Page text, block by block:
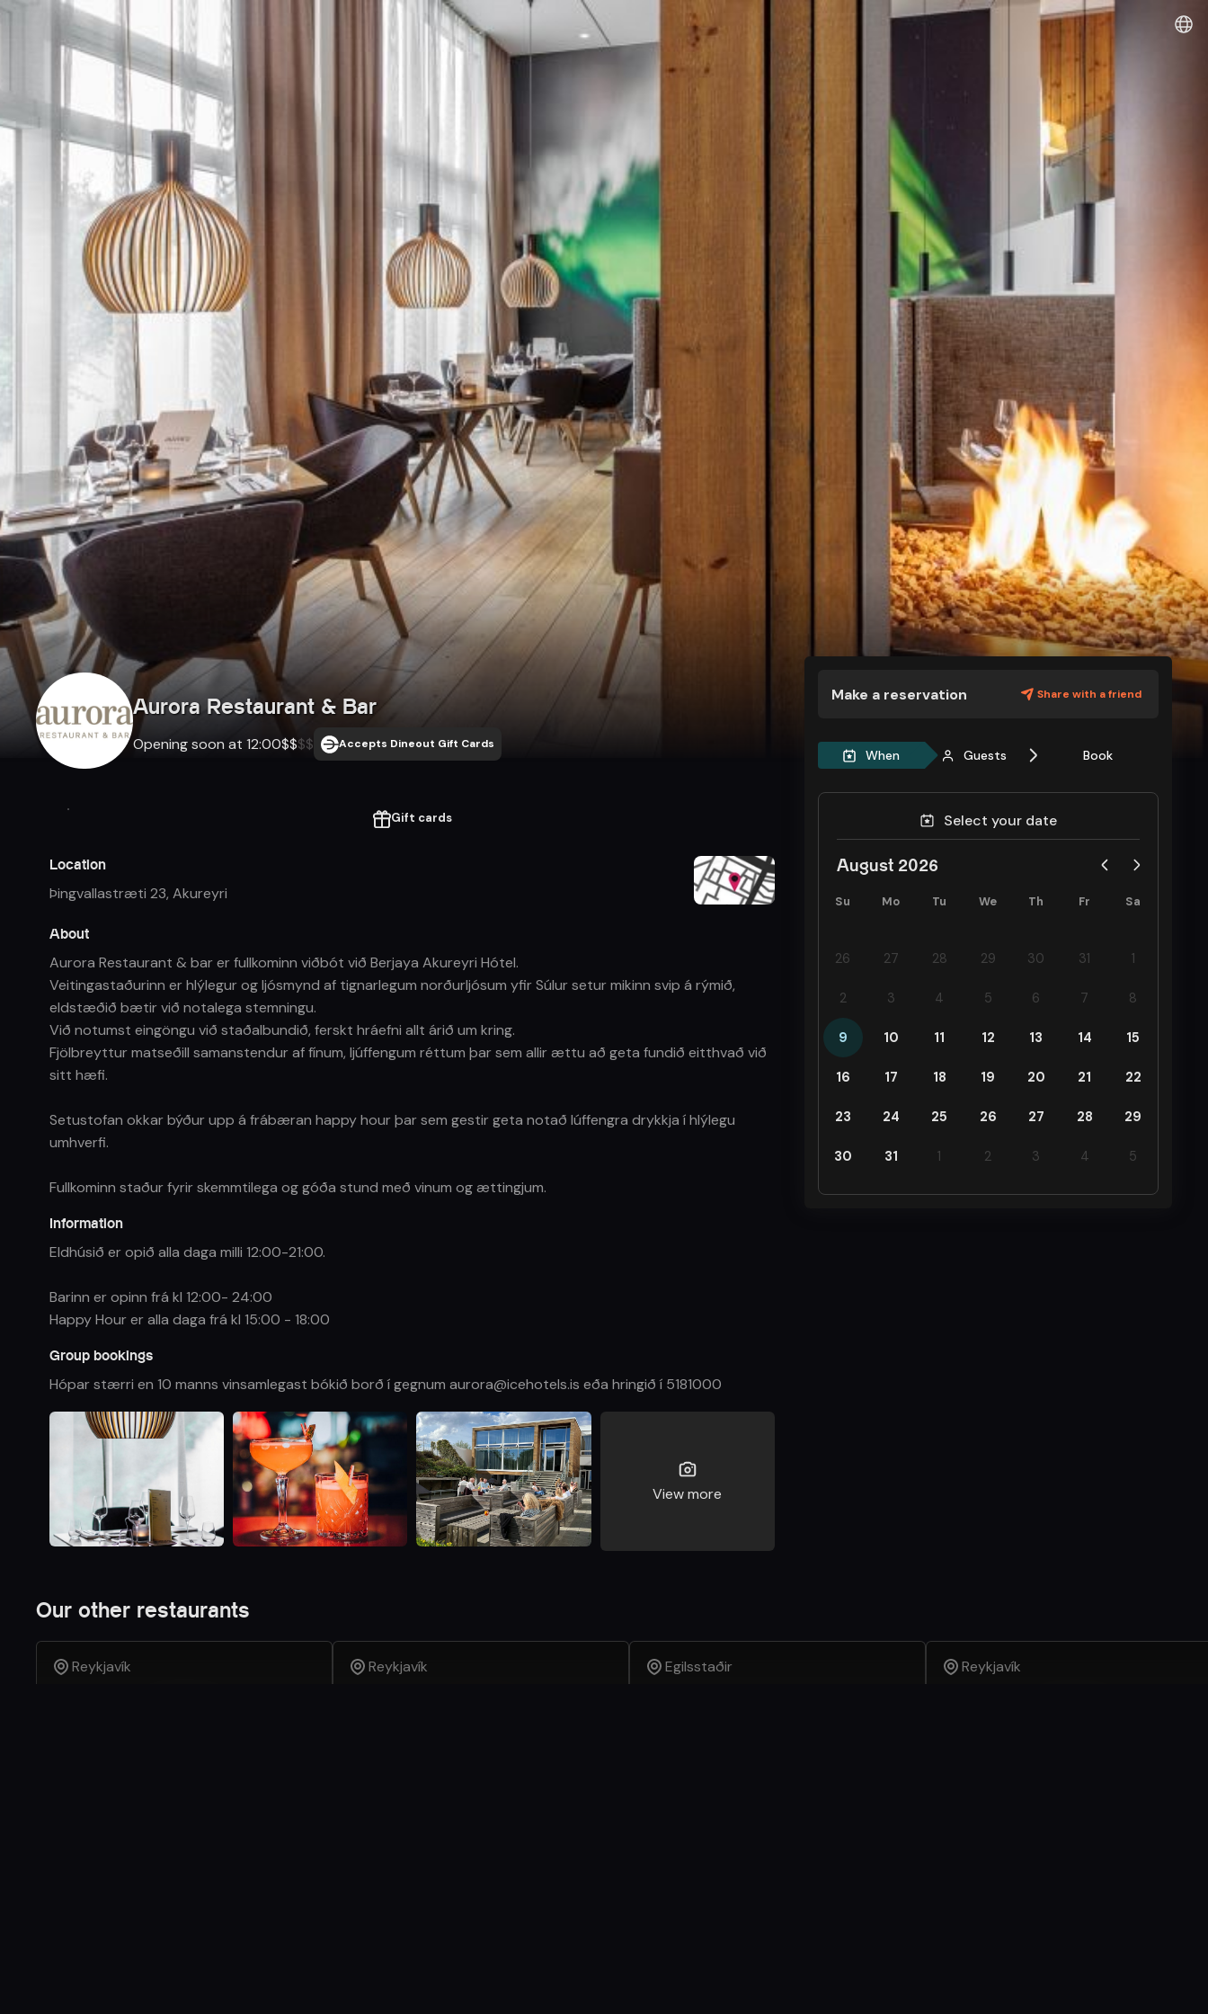
Aurora Restaurant & Bar
Opening soon at 12:00$$$$ Accepts Dineout Gift Cards
Gift cards
Location
Þingvallastræti 23,Akureyri
About
Aurora Restaurant & bar er fullkominn viðbót við Berjaya Akureyri Hótel.
Veitingastaðurinn er hlýlegur og ljósmynd af tignarlegum norðurljósum yfir Súlur setur mikinn svip á rýmið,
eldstæðið bætir við notalega stemningu.
Við notumst eingöngu við staðalbundið, ferskt hráefni allt árið um kring.
Fjölbreyttur matseðill samanstendur af fínum, ljúffengum réttum þar sem allir ættu að geta fundið eitthvað við
sitt hæfi.
Setustofan okkar býður upp á frábæran happy hour þar sem gestir geta notað lúffengra drykkja í hlýlegu
umhverfi.
Fullkominn staður fyrir skemmtilega og góða stund með vinum og ættingjum.
Information
Eldhúsið er opið alla daga milli 12:00-21:00.
Barinn er opinn frá kl 12:00- 24:00
Happy Hour er alla daga frá kl 15:00 - 18:00
Group bookings
Hópar stærri en 10 manns vinsamlegast bókið borð í gegnum aurora@icehotels.is eða hringið í 5181000
View more
Make a reservation Share with a friend
When Guests Book
Select your date
August 2026
Su Mo Tu We Th Fr Sa
26 27 28 29 30 31 1
2 3 4 5 6 7 8
9 10 11 12 13 14 15
16 17 18 19 20 21 22
23 24 25 26 27 28 29
30 31 1 2 3 4 5
Our other restaurants
Reykjavík Reykjavík Egilsstaðir Reykjavík
Dineout | Aurora Restaurant & Bar